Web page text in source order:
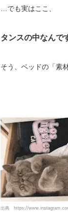
…でも実はここ、
タンスの中なんで
そう、ベッドの「素
出典 https://